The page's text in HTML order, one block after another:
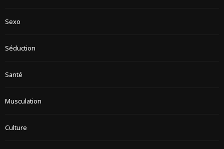
Sexo
Séduction
Santé
Musculation
Culture